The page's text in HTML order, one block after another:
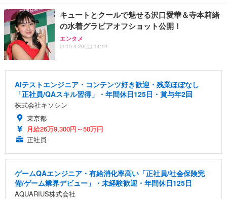
キュートとクールで魅せる沢口愛華＆寺本莉緒
の水着グラビアオフショット公開！
エンタメ
2019.4.20(土) 14:19
AIテストエンジニア・コンテンツ好き歓迎・残業ほぼなし
「正社員/QAスキル習得」・年間休日125日・賞与年2回
株式会社キソシン
東京都
月給26万9,300円～50万円
正社員
ゲームQAエンジニア・有給消化率高い「正社員/社会保険完
備/ゲーム業界デビュー」・未経験歓迎・年間休日125日
AQUARIUS株式会社